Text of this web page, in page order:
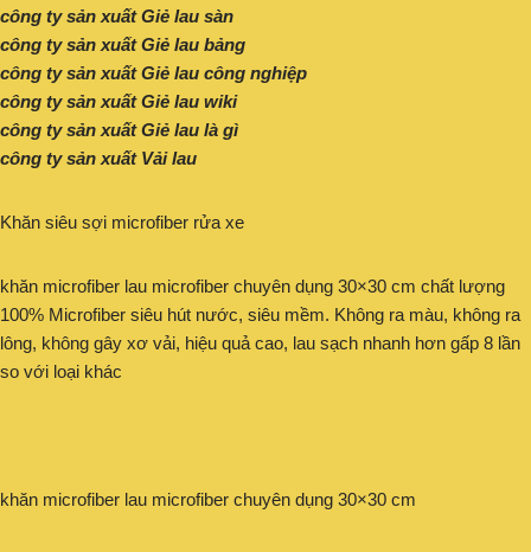
công ty sản xuất Giẻ lau sàn
công ty sản xuất Giẻ lau bảng
công ty sản xuất Giẻ lau công nghiệp
công ty sản xuất Giẻ lau wiki
công ty sản xuất Giẻ lau là gì
công ty sản xuất Vải lau
Khăn siêu sợi microfiber rửa xe
khăn microfiber lau microfiber chuyên dụng 30×30 cm chất lượng
100% Microfiber siêu hút nước, siêu mềm. Không ra màu, không ra
lông, không gây xơ vải, hiệu quả cao, lau sạch nhanh hơn gấp 8 lần
so với loại khác
khăn microfiber lau microfiber chuyên dụng 30×30 cm